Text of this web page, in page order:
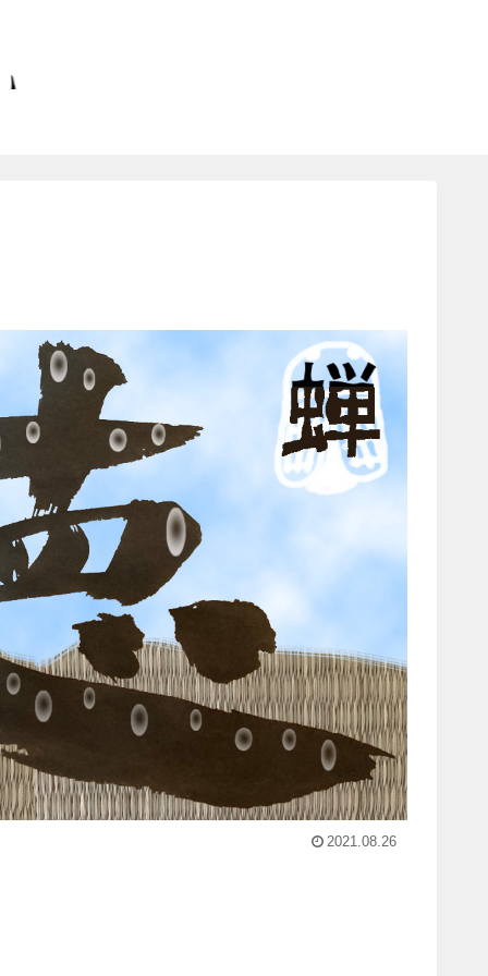
2021.08.26